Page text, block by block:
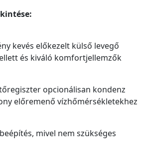
kevés előkezelt külső levegő
és kiváló komfortjellemzők
opcionálisan kondenz
előremenő vízhőmérsékletekhez
mivel nem szükséges